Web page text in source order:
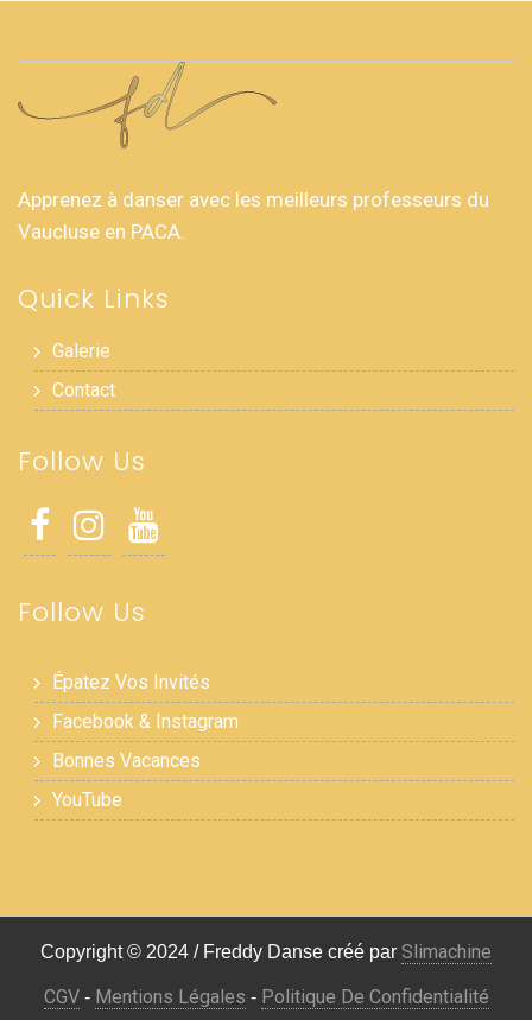
Apprenez à danser avec les meilleurs professeurs du
Vaucluse en PACA.
Quick Links
Galerie
Contact
Follow Us
Follow Us
Épatez Vos Invités
Facebook & Instagram
Bonnes Vacances
YouTube
Copyright © 2024 / Freddy Danse créé par Slimachine
CGV- Mentions Légales - Politique De Confidentialité